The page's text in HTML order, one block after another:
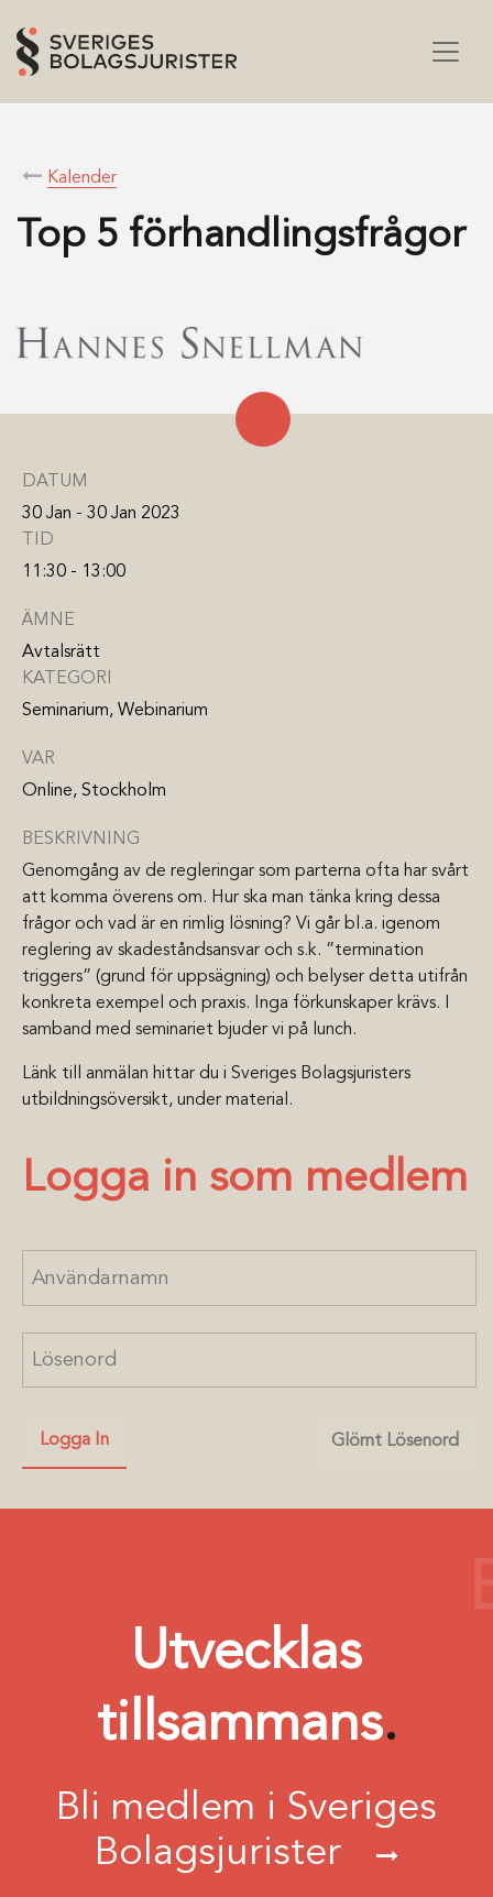
Kalender
Top 5 förhandlingsfrågor
DATUM
30 Jan - 30 Jan 2023
TID
11:30 - 13:00
ÄMNE
Avtalsrätt
KATEGORI
Seminarium, Webinarium
VAR
Online, Stockholm
BESKRIVNING
Genomgång av de regleringar som parterna ofta har svårt
att komma överens om. Hur ska man tänka kring dessa
frågor och vad är en rimlig lösning? Vi går bl.a. igenom
reglering av skadeståndsansvar och s.k. ”termination
triggers” (grund för uppsägning) och belyser detta utifrån
konkreta exempel och praxis. Inga förkunskaper krävs. I
samband med seminariet bjuder vi på lunch.
Länk till anmälan hittar du i Sveriges Bolagsjuristers
utbildningsöversikt, under material.
Logga in som medlem
Utvecklas
tillsammans.
Bli medlem i Sveriges
Bolagsjurister